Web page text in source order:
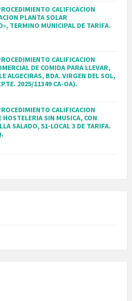
CALIFICACION
PLANTA SOLAR
TERMINO MUNICIPAL DE TARIFA.
CALIFICACION
DE COMIDA PARA LLEVAR,
ALGECIRAS, BDA. VIRGEN DEL SOL,
2025/11349 CA-OA).
CALIFICACION
SIN MUSICA, CON
SALADO, 51-LOCAL 3 DE TARIFA.